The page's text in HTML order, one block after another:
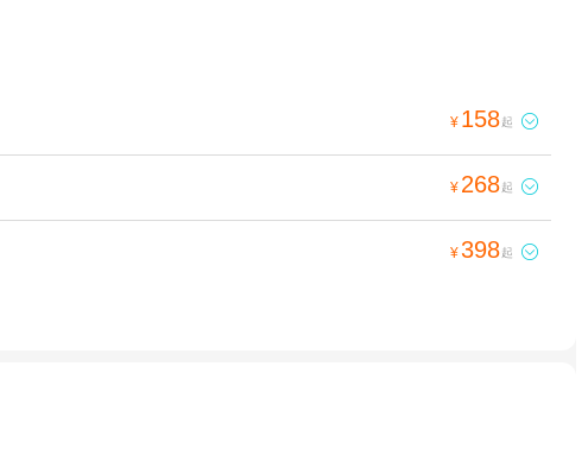
¥ 158起 
¥ 268起 
¥398起 